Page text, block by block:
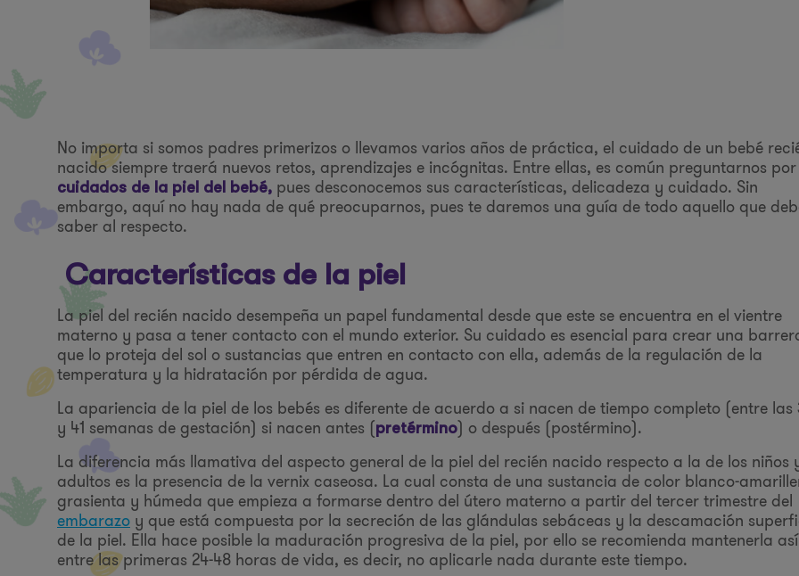
No importa si somos padres primerizos o llevamos varios años de práctica, el cuidado de un bebé
nacido siempre traerá nuevos retos, aprendizajes e incógnitas. Entre ellas, es común preguntarnos
cuidados de la piel del bebé, pues desconocemos sus características, delicadeza y cuidado. Sin
embargo, aquí no hay nada de qué preocuparnos, pues te daremos una guía de todo aquello que
saber al respecto.
Características de la piel
La piel del recién nacido desempeña un papel fundamental desde que este se encuentra en el vientre
materno y pasa a tener contacto con el mundo exterior. Su cuidado es esencial para crear una
que lo proteja del sol o sustancias que entren en contacto con ella, además de la regulación de la
temperatura y la hidratación por pérdida de agua.
La apariencia de la piel de los bebés es diferente de acuerdo a si nacen de tiempo completo (entre las
y 41 semanas de gestación) si nacen antes (pretérmino) o después (postérmino).
La diferencia más llamativa del aspecto general de la piel del recién nacido respecto a la de los niños
adultos es la presencia de la vernix caseosa. La cual consta de una sustancia de color blanco-
grasienta y húmeda que empieza a formarse dentro del útero materno a partir del tercer trimestre del
embarazo y que está compuesta por la secreción de las glándulas sebáceas y la descamación
de la piel. Ella hace posible la maduración progresiva de la piel, por ello se recomienda mantenerla así
entre las primeras 24-48 horas de vida, es decir, no aplicarle nada durante este tiempo.